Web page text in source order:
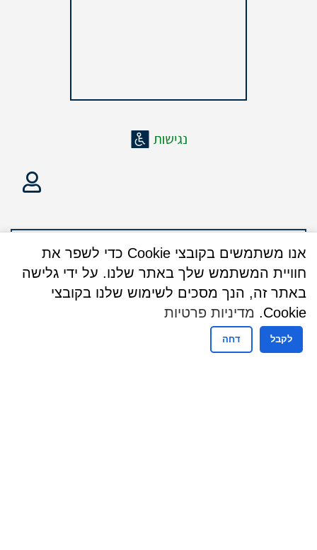
אנו משתמשים בקובצי Cookie כדי לשפר את
חוויית המשתמש שלך באתר שלנו. על ידי גלישה
באתר זה, הנך מסכים לשימוש שלנו בקובצי
Cookie.
מדיניות פרטיות
לקבל דחה